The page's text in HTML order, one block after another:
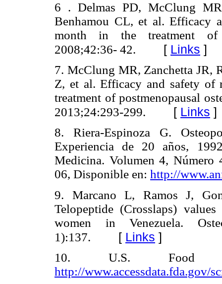
6 . Delmas PD, McClung
Benhamou CL, et al. Efficacy
month in the treatment of
2008;42:36- 42. [ Links ]
7. McClung MR, Zanchetta JR,
Z, et al. Efficacy and safety of
treatment of postmenopausal
2013;24:293-299. [ Links ]
8. Riera-Espinoza G.
Experiencia de 20 años,
Medicina. Volumen 4, Número
06, Disponible en: http://
9. Marcano L, Ramos J,
Telopeptide (Crosslaps)
women in Venezuela.
1):137. [ Links ]
10. U.S. Food
http://www.accessdata.fda.gov/